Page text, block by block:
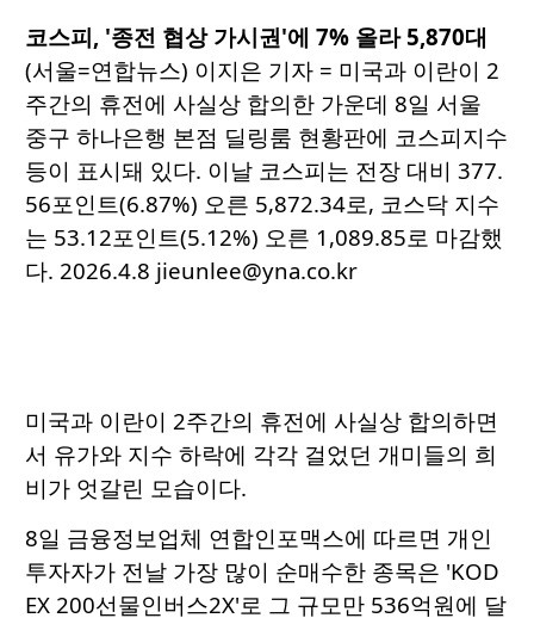
코스피, '종전 협상 가시권'에 7% 올라 5,870대
(서울=연합뉴스) 이지은 기자 = 미국과 이란이 2
주간의 휴전에 사실상 합의한 가운데 8일 서울
중구 하나은행 본점 딜링룸 현황판에 코스피지수
등이 표시돼 있다. 이날 코스피는 전장 대비 377.
56포인트(6.87%) 오른 5,872.34로, 코스닥 지수
는 53.12포인트(5.12%) 오른 1,089.85로 마감했
다. 2026.4.8 jieunlee@yna.co.kr
미국과 이란이 2주간의 휴전에 사실상 합의하면
서 유가와 지수 하락에 각각 걸었던 개미들의 희
비가 엇갈린 모습이다.
8일 금융정보업체 연합인포맥스에 따르면 개인
투자자가 전날 가장 많이 순매수한 종목은 'KOD
EX 200선물인버스2X'로 그 규모만 536억원에 달